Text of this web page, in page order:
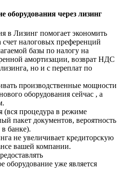
оборудования через лизинг
в Лизинг помогает экономить
счет налоговых преференций
базы по налогу на
амортизации, возврат НДС
но и с переплат по
производственные мощности
оборудования сейчас , а
(вся процедура в режиме
пакет документов, вероятность
банке).
не увеличивает кредиторскую
вашей компании.
оборудование уже является